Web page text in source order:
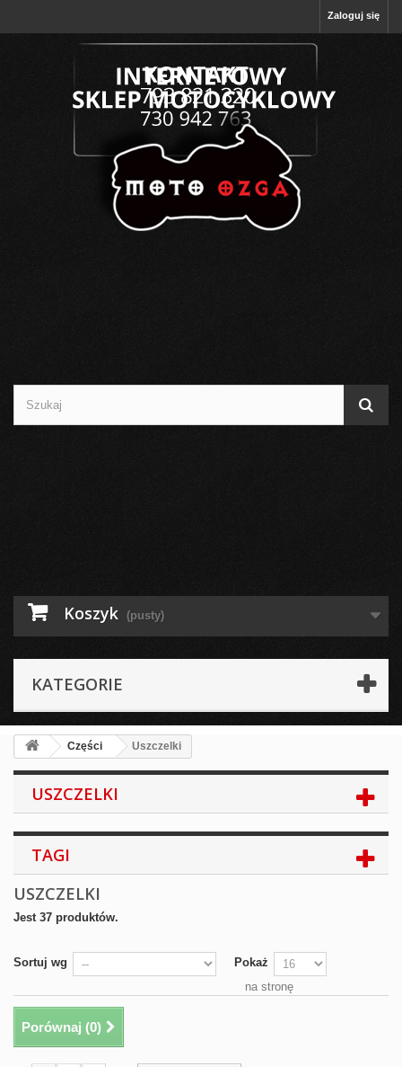
Zaloguj się
Koszyk (pusty)
KATEGORIE
Części Uszczelki
USZCZELKI
TAGI
USZCZELKI
Jest 37 produktów.
Sortuj wg
Pokaż
na stronę
Porównaj (0)